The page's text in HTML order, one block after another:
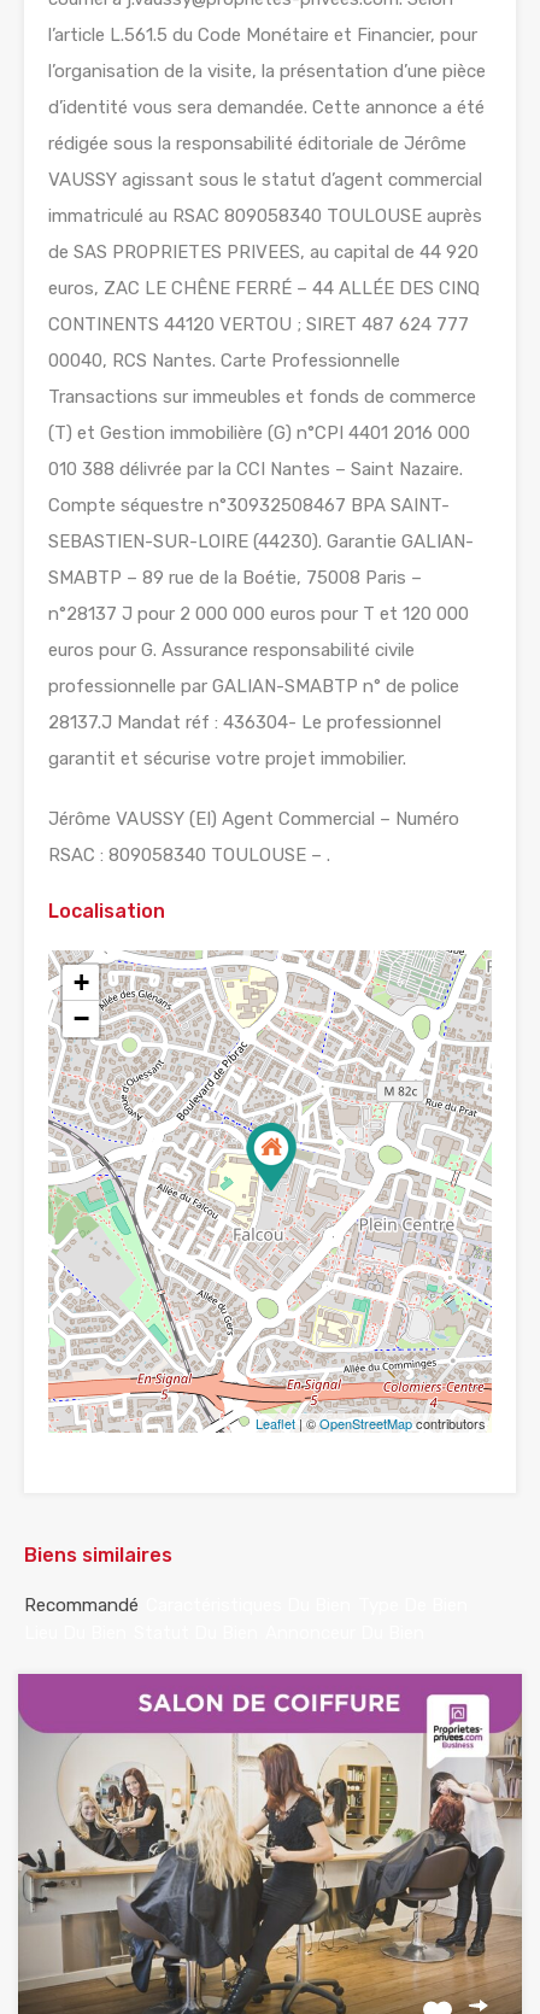
l’article L.561.5 du Code Monétaire et Financier, pour
l’organisation de la visite, la présentation d’une pièce
d’identité vous sera demandée. Cette annonce a été
rédigée sous la responsabilité éditoriale de Jérôme
VAUSSY agissant sous le statut d’agent commercial
immatriculé au RSAC 809058340 TOULOUSE auprès
de SAS PROPRIETES PRIVEES, au capital de 44 920
euros, ZAC LE CHÊNE FERRÉ – 44 ALLÉE DES CINQ
CONTINENTS 44120 VERTOU ; SIRET 487 624 777
00040, RCS Nantes. Carte Professionnelle
Transactions sur immeubles et fonds de commerce
(T) et Gestion immobilière (G) n°CPI 4401 2016 000
010 388 délivrée par la CCI Nantes – Saint Nazaire.
Compte séquestre n°30932508467 BPA SAINT-
SEBASTIEN-SUR-LOIRE (44230). Garantie GALIAN-
SMABTP – 89 rue de la Boétie, 75008 Paris –
n°28137 J pour 2 000 000 euros pour T et 120 000
euros pour G. Assurance responsabilité civile
professionnelle par GALIAN-SMABTP n° de police
28137.J Mandat réf : 436304- Le professionnel
garantit et sécurise votre projet immobilier.
Jérôme VAUSSY (EI) Agent Commercial – Numéro
RSAC : 809058340 TOULOUSE – .
Localisation
+
−
Leaflet| ©OpenStreetMapcontributors
Biens similaires
Recommandé